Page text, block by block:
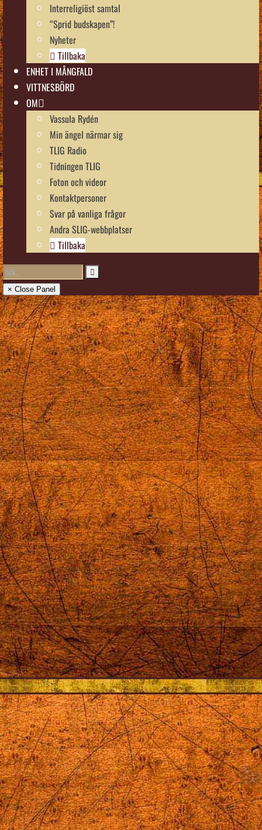
Interreligiöst samtal
“Sprid budskapen”!
Nyheter
Tillbaka
ENHET I MÅNGFALD
VITTNESBÖRD
OM
Vassula Rydén
Min ängel närmar sig
TLIG Radio
Tidningen TLIG
Foton och videor
Kontaktpersoner
Svar på vanliga frågor
Andra SLIG-webbplatser
Tillbaka
× Close Panel